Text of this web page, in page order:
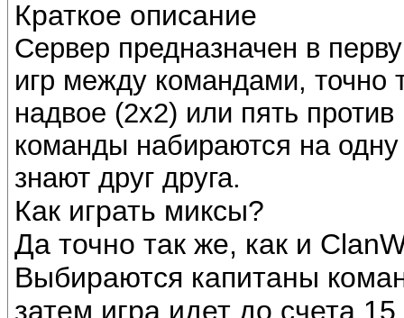
Краткое описание
Сервер предназначен в
игр между командами, точно
надвое (2x2) или пять
команды набираются на
знают друг друга.
Как играть миксы?
Да точно так же, как и
Выбираются капитаны
затем игра идет до счета